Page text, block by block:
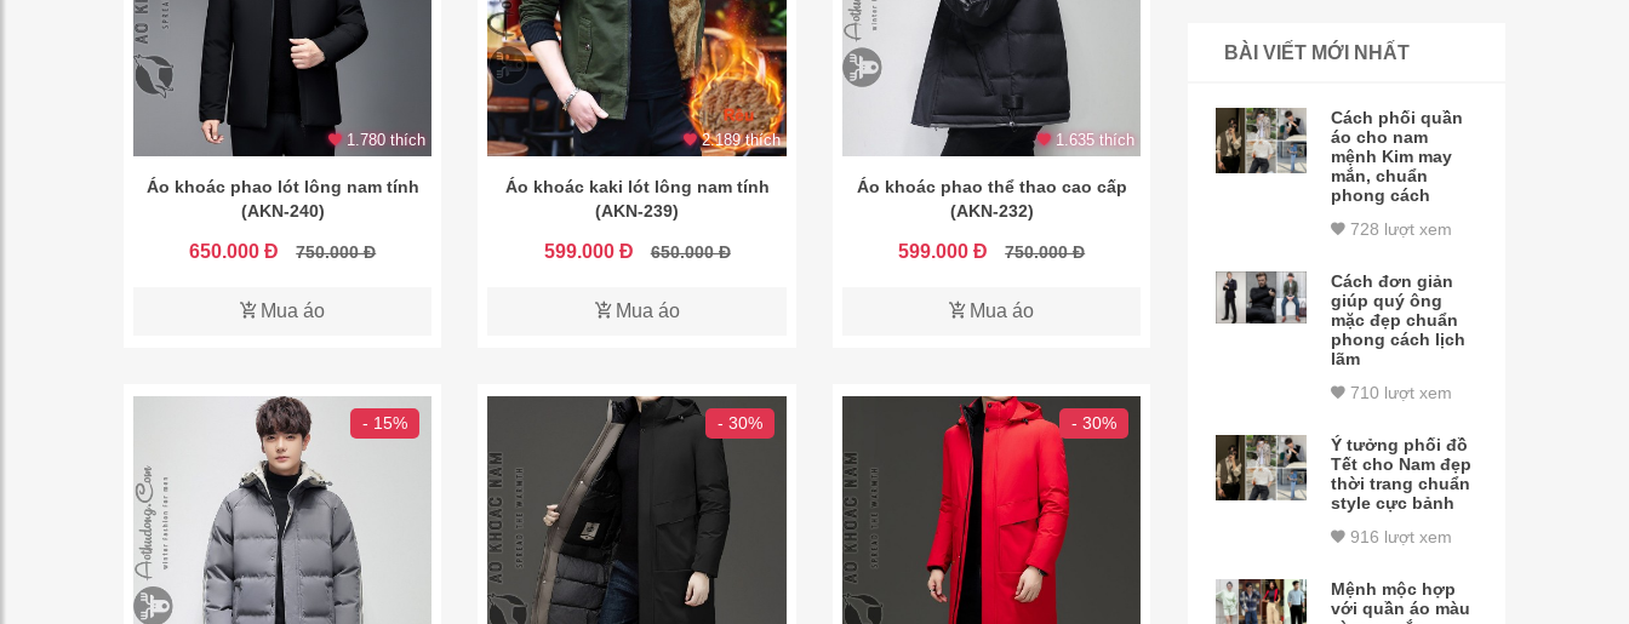
1.780 thích
Áo khoác phao lót lông nam tính
(AKN-240)
650.000 Đ 750.000 Đ
Mua áo
2.189 thích
Áo khoác kaki lót lông nam tính
(AKN-239)
599.000 Đ 650.000 Đ
Mua áo
1.635 thích
Áo khoác phao thể thao cao cấp
(AKN-232)
599.000 Đ 750.000 Đ
Mua áo
- 15% - 30% - 30%
BÀI VIẾT MỚI NHẤT
Cách phối quần
áo cho nam
mệnh Kim may
mắn, chuẩn
phong cách
728 lượt xem
Cách đơn giản
giúp quý ông
mặc đẹp chuẩn
phong cách lịch
lãm
710 lượt xem
Ý tưởng phối đồ
Tết cho Nam đẹp
thời trang chuẩn
style cực bảnh
916 lượt xem
Mệnh mộc hợp
với quần áo màu